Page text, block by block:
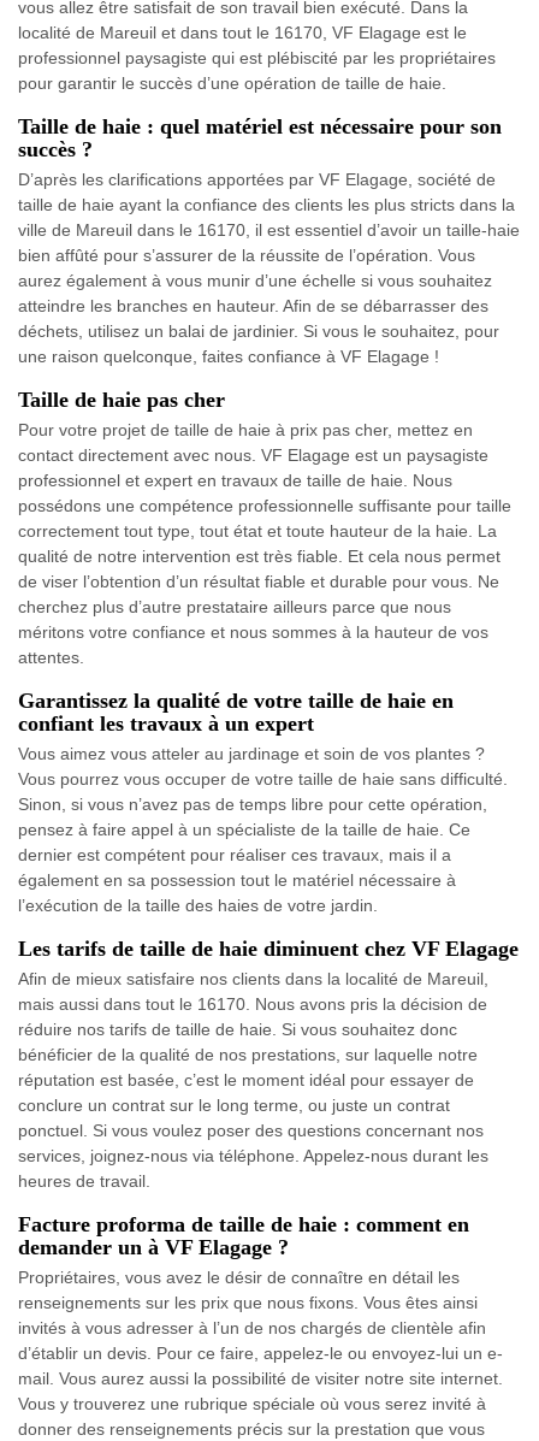
vous allez être satisfait de son travail bien exécuté. Dans la
localité de Mareuil et dans tout le 16170, VF Elagage est le
professionnel paysagiste qui est plébiscité par les propriétaires
pour garantir le succès d’une opération de taille de haie.
Taille de haie : quel matériel est nécessaire pour son
succès ?
D’après les clarifications apportées par VF Elagage, société de
taille de haie ayant la confiance des clients les plus stricts dans la
ville de Mareuil dans le 16170, il est essentiel d’avoir un taille-haie
bien affûté pour s’assurer de la réussite de l’opération. Vous
aurez également à vous munir d’une échelle si vous souhaitez
atteindre les branches en hauteur. Afin de se débarrasser des
déchets, utilisez un balai de jardinier. Si vous le souhaitez, pour
une raison quelconque, faites confiance à VF Elagage !
Taille de haie pas cher
Pour votre projet de taille de haie à prix pas cher, mettez en
contact directement avec nous. VF Elagage est un paysagiste
professionnel et expert en travaux de taille de haie. Nous
possédons une compétence professionnelle suffisante pour taille
correctement tout type, tout état et toute hauteur de la haie. La
qualité de notre intervention est très fiable. Et cela nous permet
de viser l’obtention d’un résultat fiable et durable pour vous. Ne
cherchez plus d’autre prestataire ailleurs parce que nous
méritons votre confiance et nous sommes à la hauteur de vos
attentes.
Garantissez la qualité de votre taille de haie en
confiant les travaux à un expert
Vous aimez vous atteler au jardinage et soin de vos plantes ?
Vous pourrez vous occuper de votre taille de haie sans difficulté.
Sinon, si vous n’avez pas de temps libre pour cette opération,
pensez à faire appel à un spécialiste de la taille de haie. Ce
dernier est compétent pour réaliser ces travaux, mais il a
également en sa possession tout le matériel nécessaire à
l’exécution de la taille des haies de votre jardin.
Les tarifs de taille de haie diminuent chez VF Elagage
Afin de mieux satisfaire nos clients dans la localité de Mareuil,
mais aussi dans tout le 16170. Nous avons pris la décision de
réduire nos tarifs de taille de haie. Si vous souhaitez donc
bénéficier de la qualité de nos prestations, sur laquelle notre
réputation est basée, c’est le moment idéal pour essayer de
conclure un contrat sur le long terme, ou juste un contrat
ponctuel. Si vous voulez poser des questions concernant nos
services, joignez-nous via téléphone. Appelez-nous durant les
heures de travail.
Facture proforma de taille de haie : comment en
demander un à VF Elagage ?
Propriétaires, vous avez le désir de connaître en détail les
renseignements sur les prix que nous fixons. Vous êtes ainsi
invités à vous adresser à l’un de nos chargés de clientèle afin
d’établir un devis. Pour ce faire, appelez-le ou envoyez-lui un e-
mail. Vous aurez aussi la possibilité de visiter notre site internet.
Vous y trouverez une rubrique spéciale où vous serez invité à
donner des renseignements précis sur la prestation que vous